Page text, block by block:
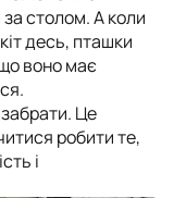
за столом. А коли
десь, пташки
воно має
Це
робити те,
і